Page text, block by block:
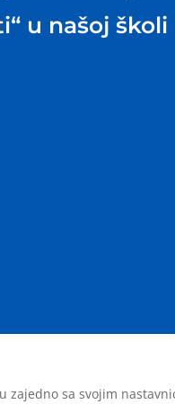
u našoj školi
zajedno sa svojim